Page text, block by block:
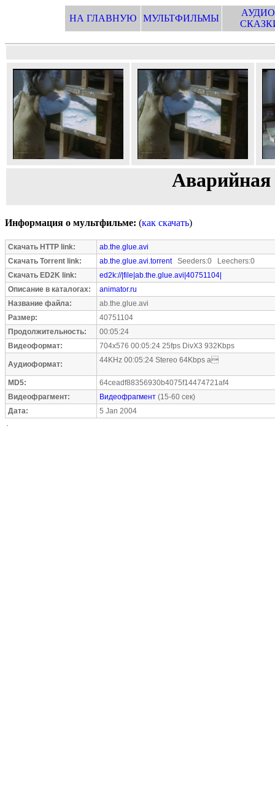
НА ГЛАВНУЮ МУЛЬТФИЛЬМЫ
Аварийная
Информация о мультфильме: (как скачать)
Скачать HTTP link:
ab.the.glue.avi
Скачать Torrent link:
ab.the.glue.avi.torrentSeeders:0 Leechers:0
Скачать ED2K link:
ed2k://|file|ab.the.glue.avi|40751104|
Описание в каталогах:
animator.ru
Название файла:
ab.the.glue.avi
Размер:
40751104
Продолжительность:
00:05:24
Видеоформат:
704x576 00:05:24 25fps DivX3 932Kbps
Аудиоформат: 44KHz 00:05:24 Stereo 64Kbps a
MD5:
64ceadf88356930b4075f14474721af4
Видеофрагмент:
Видеофрагмент (15-60 сек)
Дата:
5 Jan 2004